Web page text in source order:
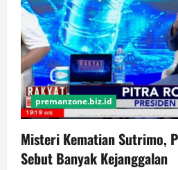
premanzone.biz.id
Misteri Kematian Sutrimo,
Sebut Banyak Kejanggalan